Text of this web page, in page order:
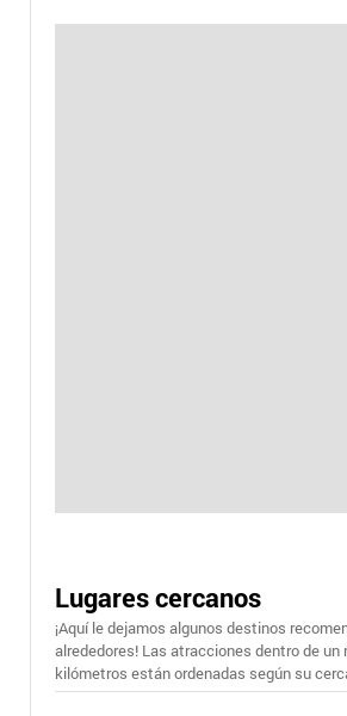
Lugares cercanos
¡Aquí le dejamos algunos destinos
alrededores! Las atracciones dentro de un
kilómetros están ordenadas según su